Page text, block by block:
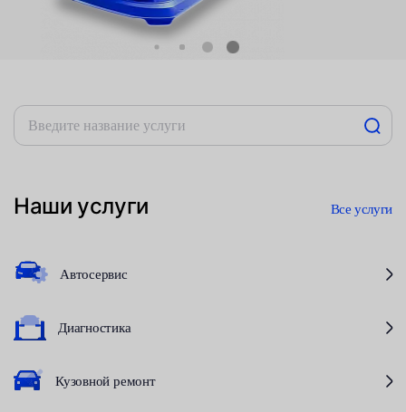
Наши услуги Все услуги
Автосервис
Диагностика
Кузовной ремонт